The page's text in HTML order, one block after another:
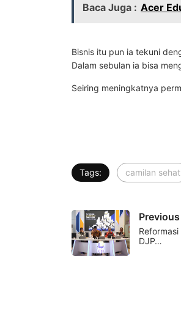
Baca Juga : Acer
Bisnis itu pun ia tekuni
Dalam sebulan ia bisa
Seiring meningkatnya
Tags: camilan sehat
DJP…